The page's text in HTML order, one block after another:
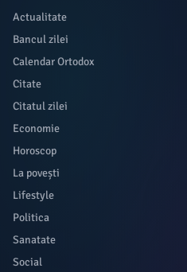
Actualitate
Bancul zilei
Calendar Ortodox
Citate
Citatul zilei
Economie
Horoscop
La povești
Lifestyle
Politica
Sanatate
Social